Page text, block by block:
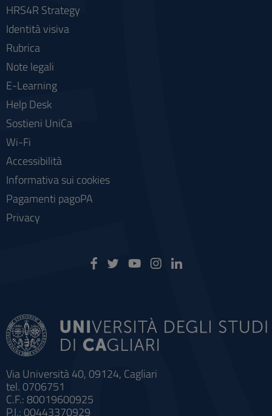
Via Università 40, 09124, Cagliari
tel. 0706751
C.F.: 80019600925
P.I.: 00443370929
HRS4R Strategy
Identità visiva
Rubrica
Note legali
E-Learning
Help Desk
Sostieni UniCa
Wi-Fi
Accessibilità
Informativa sui cookies
Pagamenti pagoPA
Privacy